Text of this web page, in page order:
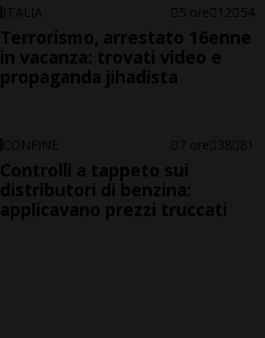
ITALIA 5 ore 12 54
Terrorismo, arrestato 16enne
in vacanza: trovati video e
propaganda jihadista
CONFINE 7 ore 38 81
Controlli a tappeto sui
distributori di benzina:
applicavano prezzi truccati